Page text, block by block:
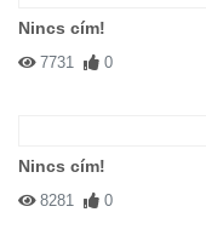
Nincs cím!
7731 0
Nincs cím!
8281 0